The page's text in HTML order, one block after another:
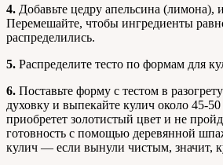
4. Добавьте цедру апельсина (лимона),
Перемешайте, чтобы ингредиенты
распределились.
5. Распределите тесто по формам для
6. Поставьте форму с тестом в
духовку и выпекайте кулич около 45-
приобретет золотистый цвет и не
готовность с помощью деревянной
кулич — если вынули чистым, значит,